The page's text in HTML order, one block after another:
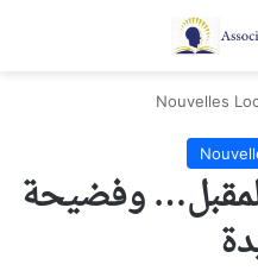
Nouvelles
وفضيحة